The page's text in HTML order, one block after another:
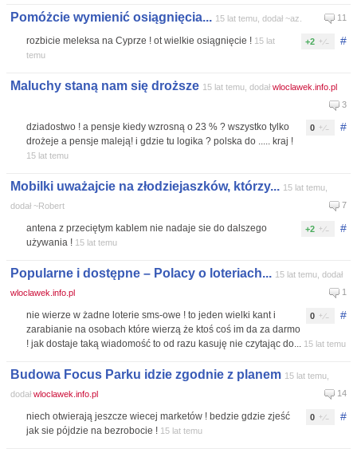
Pomóżcie wymienić osiągnięcia... 15 lat temu, dodał ~az. 11
#
+2
rozbicie meleksa na Cyprze ! ot wielkie osiągnięcie ! 15 lat
temu
Maluchy staną nam się droższe 15 lat temu, dodał wloclawek.info.pl
3
#
0
dziadostwo ! a pensje kiedy wzrosną o 23 % ? wszystko tylko
drożeje a pensje maleją! i gdzie tu logika ? polska do ..... kraj !
15 lat temu
Mobilki uważajcie na złodziejaszków, którzy... 15 lat temu,
dodał ~Robert
7
#
+2
antena z przeciętym kablem nie nadaje sie do dalszego
używania ! 15 lat temu
Popularne i dostępne – Polacy o loteriach... 15 lat temu, dodał
wloclawek.info.pl
1
#
0
nie wierze w żadne loterie sms-owe ! to jeden wielki kant i
zarabianie na osobach które wierzą że ktoś coś im da za darmo
! jak dostaje taką wiadomość to od razu kasuję nie czytając do... 15 lat temu
Budowa Focus Parku idzie zgodnie z planem 15 lat temu,
dodał wloclawek.info.pl 14
#
0
niech otwierają jeszcze wiecej marketów ! bedzie gdzie zjeść
jak sie pójdzie na bezrobocie ! 15 lat temu